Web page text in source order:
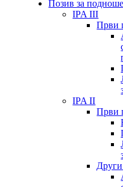
Позив за
IPA III
Први
IPA II
Први